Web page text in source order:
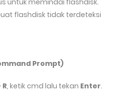
untuk memindai flashdisk.
flashdisk tidak terdeteksi
Prompt)
, ketik cmd lalu tekan Enter.